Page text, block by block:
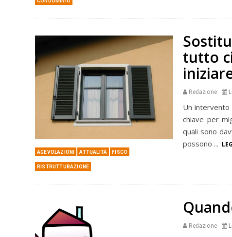
AGEVOLAZIONI ATTUALITÀ FISCO
RISTRUTTURAZIONE
tutto
Redazione
Un intervento
chiave per
quali sono
possono ...
Redazione